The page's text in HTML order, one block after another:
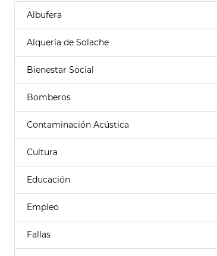
Albufera
Alquería de Solache
Bienestar Social
Bomberos
Contaminación Acústica
Cultura
Educación
Empleo
Fallas